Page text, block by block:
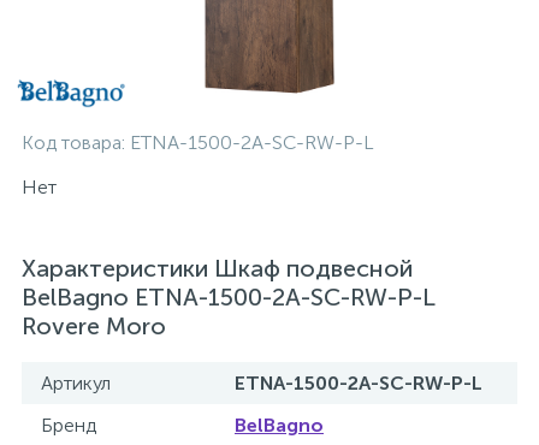
Код товара: ETNA-1500-2A-SC-RW-P-L
Нет
Характеристики Шкаф подвесной
BelBagno ETNA-1500-2A-SC-RW-P-L
Rovere Moro
Артикул
ETNA-1500-2A-SC-RW-P-L
Бренд
BelBagno